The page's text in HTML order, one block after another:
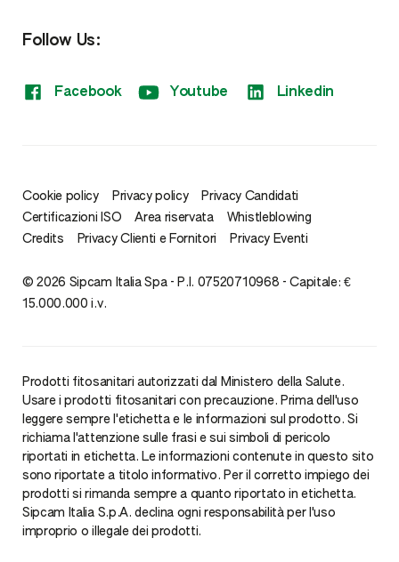
Follow Us:
Facebook Youtube Linkedin
© 2026 Sipcam Italia Spa - P.I. 07520710968 - Capitale: €
15.000.000 i.v.
Cookie policy Privacy policy
Privacy Candidati
Certificazioni ISO
Area riservata
Whistleblowing
Credits
Privacy Clienti e Fornitori Privacy Eventi
Prodotti fitosanitari autorizzati dal Ministero della Salute.
Usare i prodotti fitosanitari con precauzione. Prima dell'uso
leggere sempre l'etichetta e le informazioni sul prodotto. Si
richiama l'attenzione sulle frasi e sui simboli di pericolo
riportati in etichetta. Le informazioni contenute in questo sito
sono riportate a titolo informativo. Per il corretto impiego dei
prodotti si rimanda sempre a quanto riportato in etichetta.
Sipcam Italia S.p.A. declina ogni responsabilità per l'uso
improprio o illegale dei prodotti.